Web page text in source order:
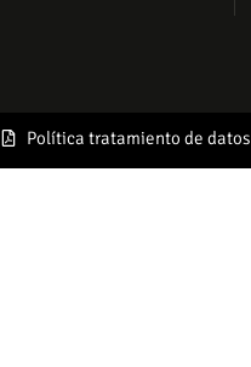
Política tratamiento de datos